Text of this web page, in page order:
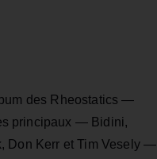
des Rheostatics —
principaux — Bidini,
Don Kerr et Tim Vesely —